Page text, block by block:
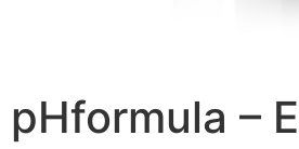
pHformula –